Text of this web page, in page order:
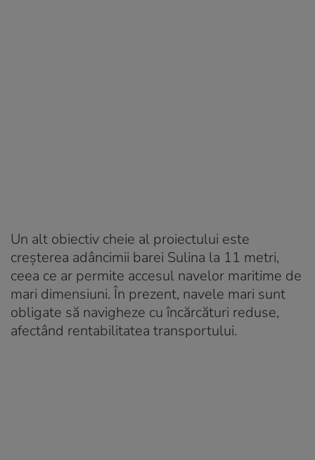
Un alt obiectiv cheie al proiectului este
creșterea adâncimii barei Sulina la 11 metri,
ceea ce ar permite accesul navelor maritime de
mari dimensiuni. În prezent, navele mari sunt
obligate să navigheze cu încărcături reduse,
afectând rentabilitatea transportului.